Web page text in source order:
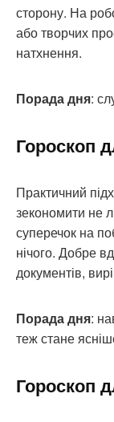
сторону. На
або творчих
натхнення.
Порада дня:
Гороскоп
Практичний
зекономити не
суперечок на
нічого. Добре
документів,
Порада дня:
теж стане
Гороскоп